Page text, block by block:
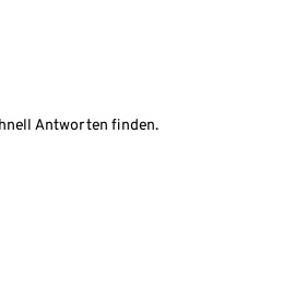
Antworten finden.